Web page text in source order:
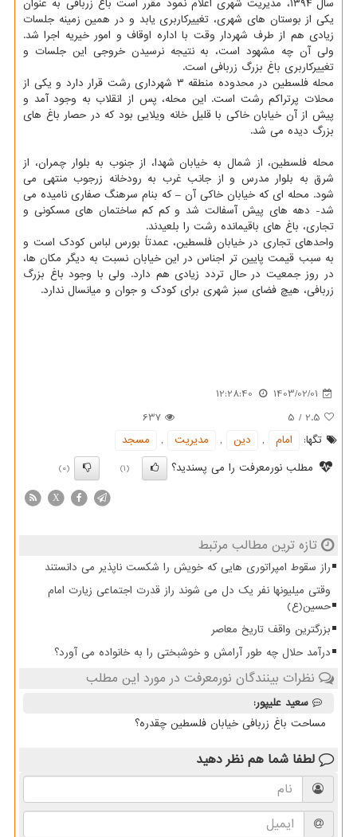
سال ۱۳۹۴، مدیریت شهری اعلام نمود مقرر است باغ زربافی به عنوان
یکی از بوستان های شهری، تغییرکاربری یابد و در همین زمینه جلسات
زیادی هم از طرف شهردار وقت با اداره اوقاف و امور خیریه اجرا شد.
ولی آن چه مشهود است، به نتیجه نرسیدن خروجی این جلسات و
تغییرکاربری باغ بزرگ زربافی است.
محله فلسطین در محدوده منطقه ۳ شهرداری رشت قرار دارد و یکی از
محلات پرتراکم رشت است. این محله، پس از انقلاب به وجود آمد و
پیش از آن خیابان خاکی با قلیل خانه ویلایی بود که در حصار باغ های
بزرگ دیده می شد.
محله فلسطین، از شمال به خیابان شهدا، از جنوب به بلوار چمران، از
شرق به بلوار مدرس و از جانب غرب به رودخانه زرجوب منتهی می
شود. محله ای که خیابان خاکی آن – که بنام سرهنگ صفاری نامیده می
شد- دهه های پیش آسفالت شد و کم کم ساختمان های مسکونی و
تجاری، باغ های باقیمانده رشت را بلعیدند.
واحدهای تجاری در خیابان فلسطین، عمدتاً بورس لباس کودک است و
به سبب قیمت پایین تر اجناس در این خیابان نسبت به دیگر مکان ها،
در روز جمعیت در حال تردد زیادی هم دارد. ولی با وجود باغ بزرگ
زربافی، هیچ فضای سبز شهری برای کودک و جوان و میانسال ندارد.
1403/02/01
12:28:40
2.5
/
5
637
تگها:
امام , دین , مدیریت ,
مسجد
مطلب نورمعرفت را می پسندید؟
(1)
(0)
X
تازه ترین مطالب مرتبط
راز سقوط امپراتوری هایی که خویش را شکست ناپذیر می دانستند
وقتی میلیونها نفر یک دل می شوند راز قدرت اجتماعی زیارت امام
حسین(ع)
بزرگترین واقف تاریخ معاصر
درآمد حلال چه طور آرامش و خوشبختی را به خانواده می آورد؟
نظرات بینندگان نورمعرفت در مورد این مطلب
سعید علیپور:
مساحت باغ زربافی خیابان فلسطین چقدره؟
لطفا شما هم نظر دهید